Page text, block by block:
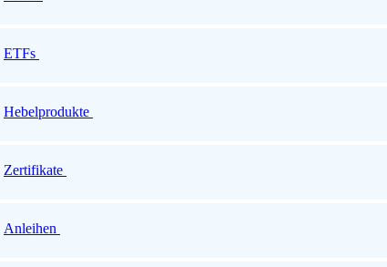
ETFs
Hebelprodukte
Zertifikate
Anleihen